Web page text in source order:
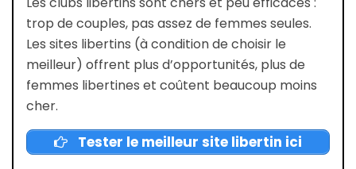
meilleures
soirées
trop de couples, pas assez de femmes seules.
Les sites libertins (à condition de choisir le
meilleur) offrent plus d’opportunités, plus de
femmes libertines et coûtent beaucoup moins
cher.
Tester le meilleur site libertin ici